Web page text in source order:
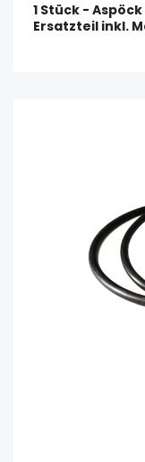
1 Stück -
Ersatzteil inkl.